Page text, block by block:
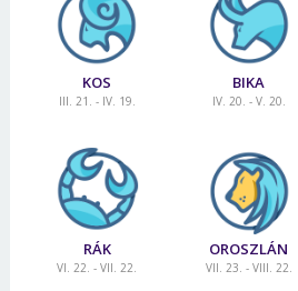
KOS
III. 21. - IV. 19.
BIKA
IV. 20. - V. 20.
RÁK
VI. 22. - VII. 22.
OROSZLÁN
VII. 23. - VIII. 22.